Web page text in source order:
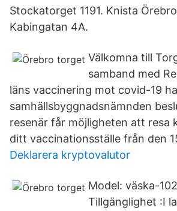
Stockatorget 1191. Knista
Kabingatan 4A.
Välkomna till
samband med
läns vaccinering mot covid-19
samhällsbyggnadsnämnden
resenär får möjligheten att resa
ditt vaccinationsställe från den
Deklarera kryptovalutor
Model: väska-
Tillgänglighet :I